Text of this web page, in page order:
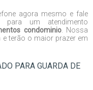
agora mesmo e fale
um atendimento
condominio. Nossa
e terão o maior prazer em
PARA GUARDA DE